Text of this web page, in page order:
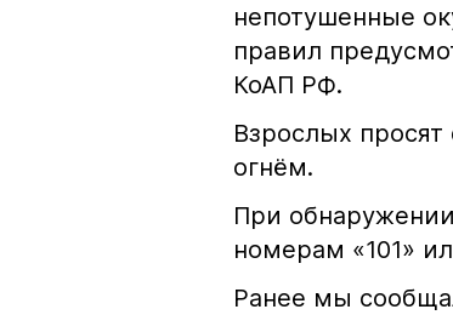
непотушенные
правил
КоАП РФ.
Взрослых
огнём.
При
номерам «101»
Ранее мы